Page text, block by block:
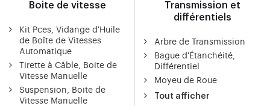
Boite de vitesse
Kit Pces, Vidange d'Huile
de Boîte de Vitesses
Automatique
Tirette à Câble, Boite de
Vitesse Manuelle
Suspension, Boite de
Vitesse Manuelle
Transmission et
différentiels
Arbre de Transmission
Bague d'Étanchéité,
Différentiel
Moyeu de Roue
Tout afficher